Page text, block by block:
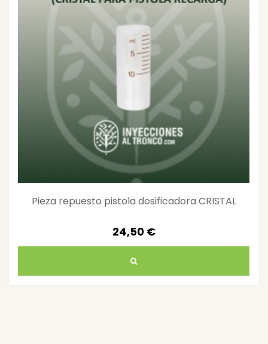
Pieza repuesto pistola dosificadora CRISTAL
24,50 €